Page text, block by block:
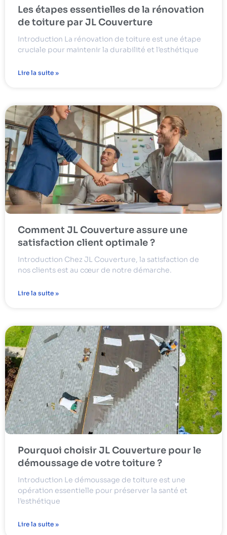
Les étapes essentielles de la rénovation
de toiture par JL Couverture
Introduction La rénovation de toiture est une étape
cruciale pour maintenir la durabilité et l’esthétique
Lire la suite »
Comment JL Couverture assure une
satisfaction client optimale ?
Introduction Chez JL Couverture, la satisfaction de
nos clients est au cœur de notre démarche.
Lire la suite »
Pourquoi choisir JL Couverture pour le
démoussage de votre toiture ?
Introduction Le démoussage de toiture est une
opération essentielle pour préserver la santé et
l’esthétique
Lire la suite »